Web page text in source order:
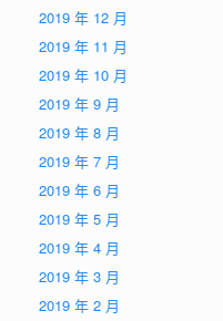
2019 年 12 月
2019 年 11 月
2019 年 10 月
2019 年 9 月
2019 年 8 月
2019 年 7 月
2019 年 6 月
2019 年 5 月
2019 年 4 月
2019 年 3 月
2019 年 2 月